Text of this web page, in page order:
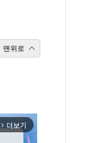
맨위로
arrow_forward_ios 더보기